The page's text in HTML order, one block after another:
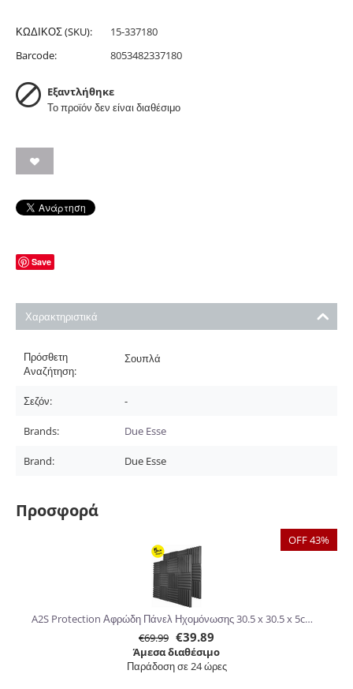
ΚΩΔΙΚΟΣ (SKU):
15-337180
Barcode:
8053482337180
Εξαντλήθηκε
Το προϊόν δεν είναι διαθέσιμο
Save
Χαρακτηριστικά
Πρόσθετη
Αναζήτηση:
Σουπλά
Σεζόν: -
Brands: Due Esse
Brand: Due Esse
Προσφορά
OFF 43%
A2S Protection Αφρώδη Πάνελ Ηχομόνωσης 30.5 x 30.5 x 5cm 24τμχ
€69.99 €39.89
Άμεσα διαθέσιμο
Παράδοση σε 24 ώρες